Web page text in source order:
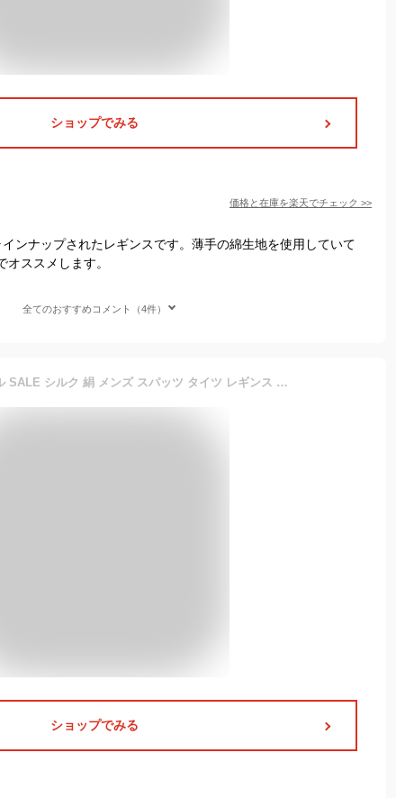
ショップでみる
価格と在庫を楽天でチェック >>
ンナップされたレギンスです。薄手の綿生地を使用していて
ススメします。
全てのおすすめコメント（4件）
【2枚セット】 セール SALE シルク 絹 メンズ スパッツ タイツ レギンス ももひき ステテコ 男性 前開き 温かい 保湿 冷え取り 静電気 しっとり ゆったり フィット ゴム インナー 紳士 ロング 無地 薄手 大きいサイズ L LL 3L 4L
ショップでみる